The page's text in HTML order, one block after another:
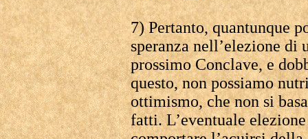
7) Pertanto, quantunque
speranza nell’elezione di
prossimo Conclave, e
questo, non possiamo
ottimismo, che non si
fatti. L’eventuale